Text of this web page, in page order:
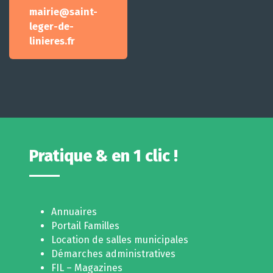
mairie@saint-
leger-de-
linieres.fr
Pratique & en 1 clic !
Annuaires
Portail Familles
Location de salles municipales
Démarches administratives
FIL – Magazines